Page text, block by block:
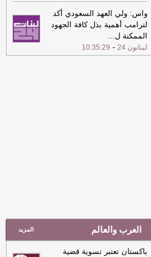
15:07
ارتفاع عدد جرحى الغارات
الإسرائيلية على جنوب لبنان إلى ثمانية-
الشرق
15:03
نادي لوسيل يتعاقد مع المهاجم
واس: ولي العهد السعودي أكد
لترامب أهمية بذل كافة الجهود
الممكنة ل...
لبنانون 24 -
10:35:29
العرب والعالم المزيد
باكستان تعتبر تسوية قضية